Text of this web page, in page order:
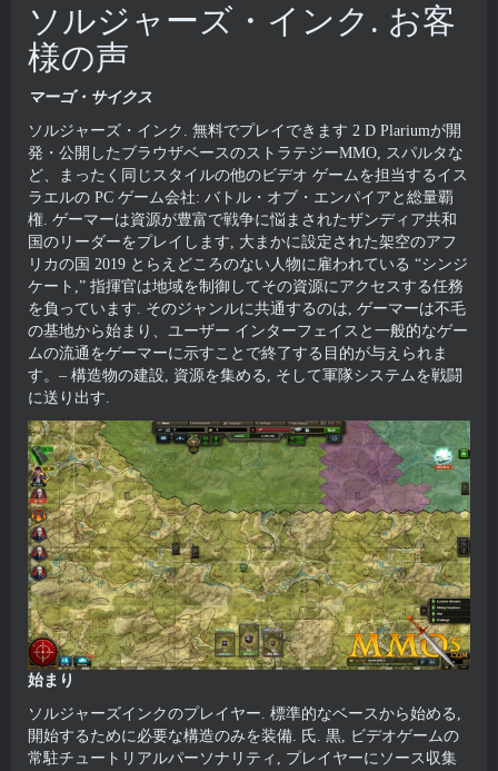
ソルジャーズ・インク. お客
様の声
マーゴ・サイクス
ソルジャーズ・インク. 無料でプレイできます 2 D Plariumが開
発・公開したブラウザベースのストラテジーMMO, スパルタな
ど、まったく同じスタイルの他のビデオ ゲームを担当するイス
ラエルの PC ゲーム会社: バトル・オブ・エンパイアと総量覇
権. ゲーマーは資源が豊富で戦争に悩まされたザンディア共和
国のリーダーをプレイします, 大まかに設定された架空のアフ
リカの国 2019 とらえどころのない人物に雇われている “シンジ
ケート,” 指揮官は地域を制御してその資源にアクセスする任務
を負っています. そのジャンルに共通するのは, ゲーマーは不毛
の基地から始まり、ユーザー インターフェイスと一般的なゲー
ムの流通をゲーマーに示すことで終了する目的が与えられま
す。– 構造物の建設, 資源を集める, そして軍隊システムを戦闘
に送り出す.
始まり
ソルジャーズインクのプレイヤー. 標準的なベースから始める,
開始するために必要な構造のみを装備. 氏. 黒, ビデオゲームの
常駐チュートリアルパーソナリティ, プレイヤーにソース収集